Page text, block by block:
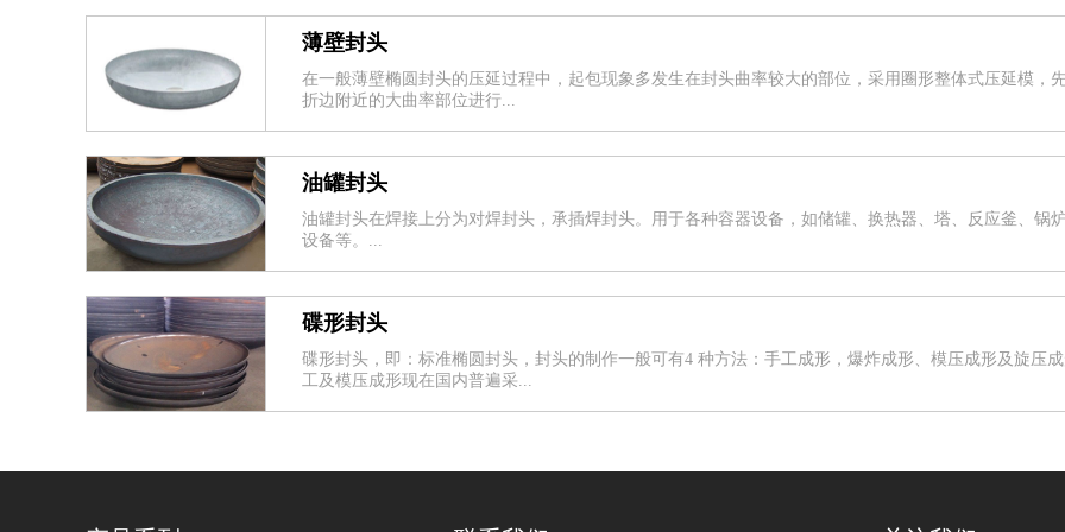
薄壁封头
在一般薄壁椭圆封头的压延过程中，起包现象多发生在封头曲率较大的部位，采用圈形整体式压延模，
折边附近的大曲率部位进行...
油罐封头
油罐封头在焊接上分为对焊封头，承插焊封头。用于各种容器设备，如储罐、换热器、塔、反应釜、锅
设备等。...
碟形封头
碟形封头，即：标准椭圆封头，封头的制作一般可有4 种方法：手工成形，爆炸成形、模压成形及旋压
工及模压成形现在国内普遍采...